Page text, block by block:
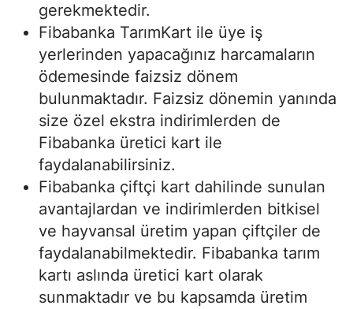
gerekmektedir.
Fibabanka TarımKart ile üye iş
yerlerinden yapacağınız harcamaların
ödemesinde faizsiz dönem
bulunmaktadır. Faizsiz dönemin yanında
size özel ekstra indirimlerden de
Fibabanka üretici kart ile
faydalanabilirsiniz.
Fibabanka çiftçi kart dahilinde sunulan
avantajlardan ve indirimlerden bitkisel
ve hayvansal üretim yapan çiftçiler de
faydalanabilmektedir. Fibabanka tarım
kartı aslında üretici kart olarak
sunmaktadır ve bu kapsamda üretim